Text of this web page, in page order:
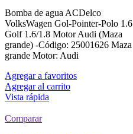
Bomba de agua ACDelco
VolksWagen Gol-Pointer-Polo 1.6
Golf 1.6/1.8 Motor Audi (Maza
grande) -Código: 25001626 Maza
grande Motor: Audi
Agregar a favoritos
Agregar al carrito
Vista rápida
Comparar